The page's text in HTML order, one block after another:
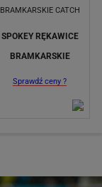
SPOKEY RĘKAWICE
BRAMKARSKIE
Sprawdź ceny ?